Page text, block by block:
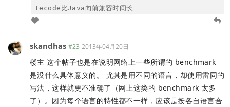
tecode比Java向前兼容时间长
skandhas #23 2013年04月20日
楼主 这个帖子也是在说明网络上一些所谓的 benchmark
是没什么具体意义的。 尤其是用不同的语言，却使用雷同的
写法，这样就更不准确了（网上这类的 benchmark 太多
了）。因为每个语言的特性都不一样，应该是按各自语言合